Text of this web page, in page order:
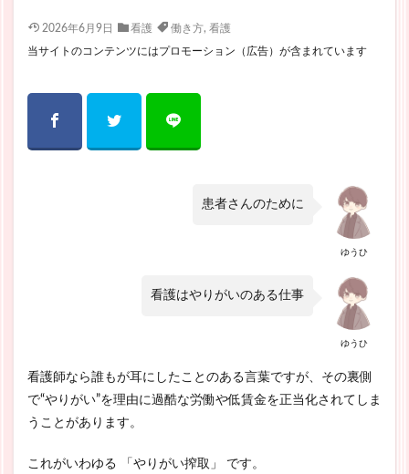
2026年6月9日 看護 働き方, 看護
当サイトのコンテンツにはプロモーション（広告）が含まれています
ゆうひ
患者さんのために
ゆうひ
看護はやりがいのある仕事
看護師なら誰もが耳にしたことのある言葉ですが、その裏側
で“やりがい”を理由に過酷な労働や低賃金を正当化されてしま
うことがあります。
これがいわゆる 「やりがい搾取」 です。